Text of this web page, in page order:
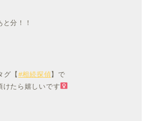
分！！
グ【#相続探偵】で
けたら嬉しいです‍